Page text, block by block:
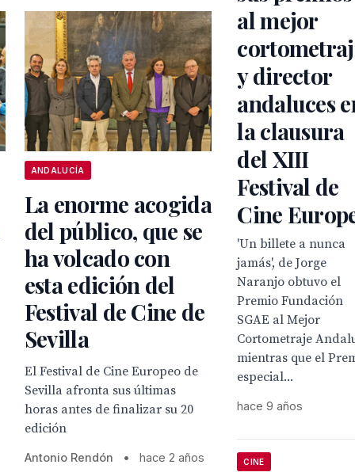
ANDALUCÍA
La enorme acogida
del público, que se
ha volcado con
esta edición del
Festival de Cine de
Sevilla
El Festival de Cine Europeo de
Sevilla afronta sus últimas
horas antes de finalizar su 20
edición
Antonio Rendón • hace 2 años
al mejor
y director
andaluces
la clausura
del XIII
Festival de
Cine
'Un billete a nunca
jamás', de Jorge
Naranjo obtuvo el
Premio Fundación
SGAE al Mejor
Cortometraje
mientras que el
especial...
hace 9 años
CINE